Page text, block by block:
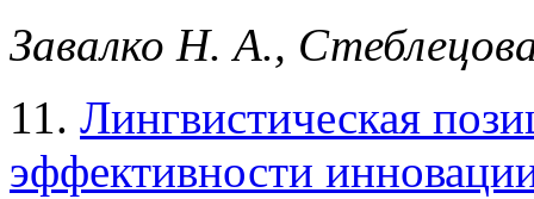
Завалко Н. А.,
11. Лингвистическая
эффективности